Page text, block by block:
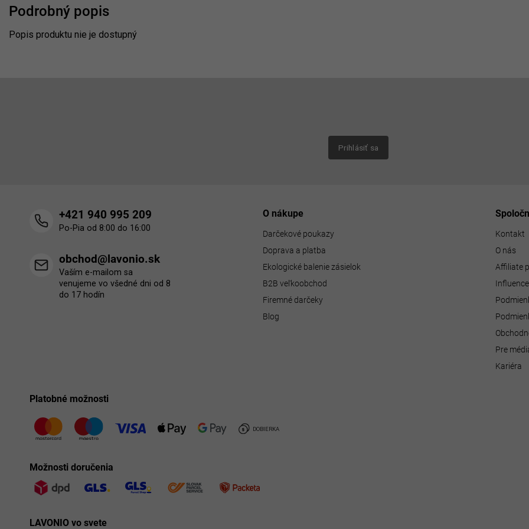
Podrobný popis
Popis produktu nie je dostupný
Prihlásiť sa
+421 940 995 209
Po-Pia od 8:00 do 16:00
obchod@lavonio.sk
Vaším e-mailom sa
venujeme vo všedné dni od 8
do 17 hodín
O nákupe
Darčekové poukazy
Doprava a platba
Ekologické balenie zásielok
B2B veľkoobchod
Firemné darčeky
Blog
Kontakt
O nás
Affiliate
Pre
Kariéra
Platobné možnosti
Možnosti doručenia
LAVONIO vo svete